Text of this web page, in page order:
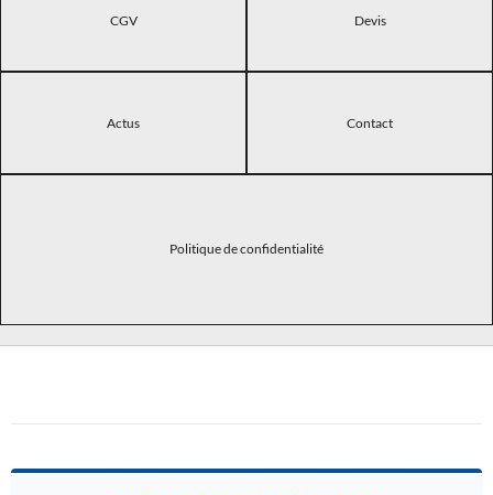
CGV Devis
Actus Contact
Politique de confidentialité